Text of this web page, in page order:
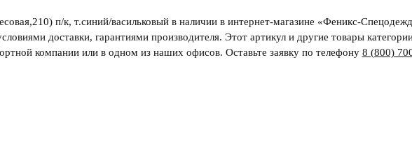
п/к, т.синий/васильковый в наличии в интернет-магазине «Феникс-
доставки, гарантиями производителя. Этот артикул и другие товары
компании или в одном из наших офисов. Оставьте заявку по телефону 8 (800)